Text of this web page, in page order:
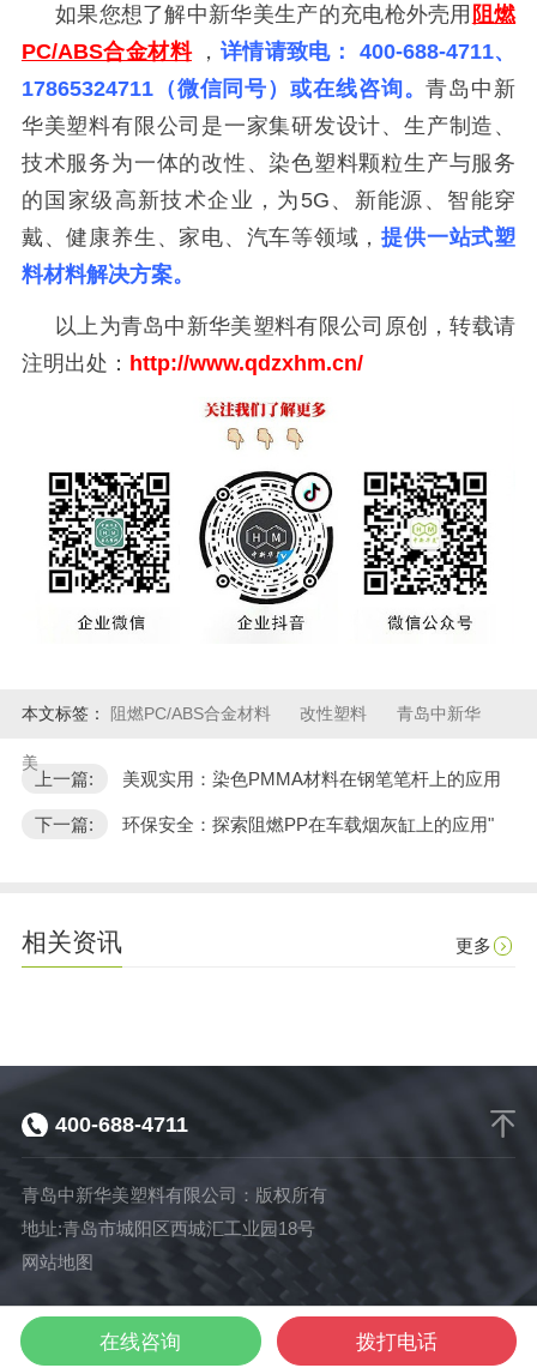
如果您想了解中新华美生产的充电枪外壳用 阻燃
PC/ABS合金材料
， 详情请致电： 400-688-4711、
17865324711（微信同号）或在线咨询。青岛中新
华美塑料有限公司是一家集研发设计、生产制造、
技术服务为一体的改性、染色塑料颗粒生产与服务
的国家级高新技术企业，为 5G、新能源、智能穿
戴、健康养生、家电、汽车等领域，提供一站式塑
料材料解决方案。
以上为青岛中新华美塑料有限公司原创，转载请
注明出处： http://www.qdzxhm.cn/
本文标签： 阻燃PC/ABS合金材料 改性塑料 青岛中新华
美
上一篇: 美观实用：染色PMMA材料在钢笔笔杆上的应用
下一篇: 环保安全：探索阻燃PP在车载烟灰缸上的应用"
相关资讯 更多
400-688-4711
青岛中新华美塑料有限公司：版权所有
地址:青岛市城阳区西城汇工业园18号
网站地图
免喷涂
塑料颗粒
电话咨询
在线咨询 拨打电话